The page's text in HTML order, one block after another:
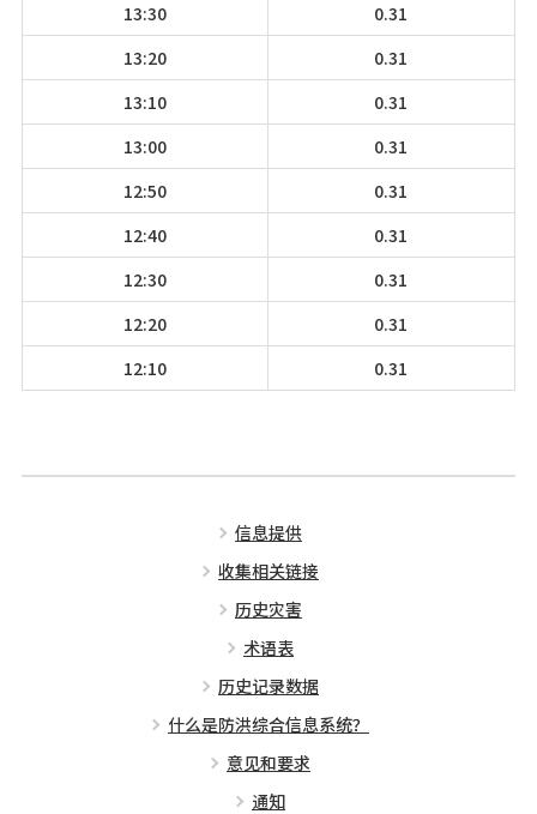
13:30
0.31
13:20
0.31
13:10
0.31
13:00
0.31
12:50
0.31
12:40
0.31
12:30
0.31
12:20
0.31
12:10
0.31
信息提供
收集相关链接
历史灾害
术语表
历史记录数据
什么是防洪综合信息系统？
意见和要求
通知